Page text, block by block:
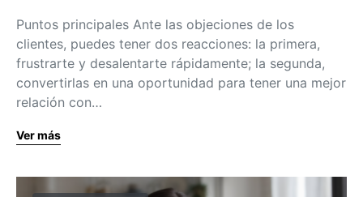
Puntos principales Ante las objeciones de los
clientes, puedes tener dos reacciones: la primera,
frustrarte y desalentarte rápidamente; la segunda,
convertirlas en una oportunidad para tener una mejor
relación con…
Ver más